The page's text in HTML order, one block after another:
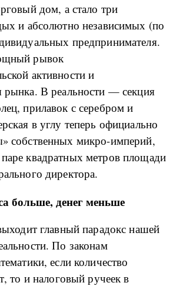
дом, а стало три
и абсолютно независимых (по
предпринимателя.
рывок
активности и
рынка. В реальности — секция
прилавок с серебром и
в углу теперь официально
собственных микро-империй,
квадратных метров площади
директора.
больше, денег меньше
главный парадокс нашей
По законам
если количество
то и налоговый ручеек в